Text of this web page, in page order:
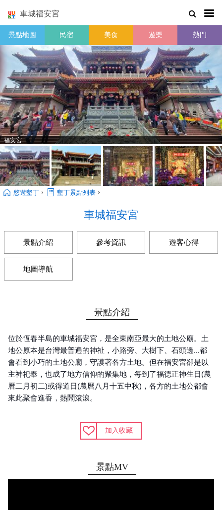
車城福安宮
景點地圖 民宿 美食 遊樂 熱門
福安宮
悠遊墾丁 › 墾丁景點列表 ›
車城福安宮
景點介紹 參考資訊 遊客心得
地圖導航
景點介紹
位於恆春半島的車城福安宮，是全東南亞最大的土地公廟。土
地公原本是台灣最普遍的神祉，小路旁、大樹下、石頭邊...都
會看到小巧的土地公廟，守護著各方土地。但在福安宮卻是以
主神祀奉，也成了地方信仰的聚集地，每到了福德正神生日(農
曆二月初二)或得道日(農曆八月十五中秋)，各方的土地公都會
來此聚會進香，熱鬧滾滾。
加入收藏
景點MV